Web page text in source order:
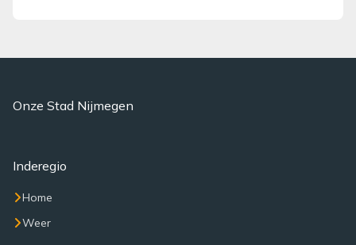
Onze Stad Nijmegen
Inderegio
Home
Weer